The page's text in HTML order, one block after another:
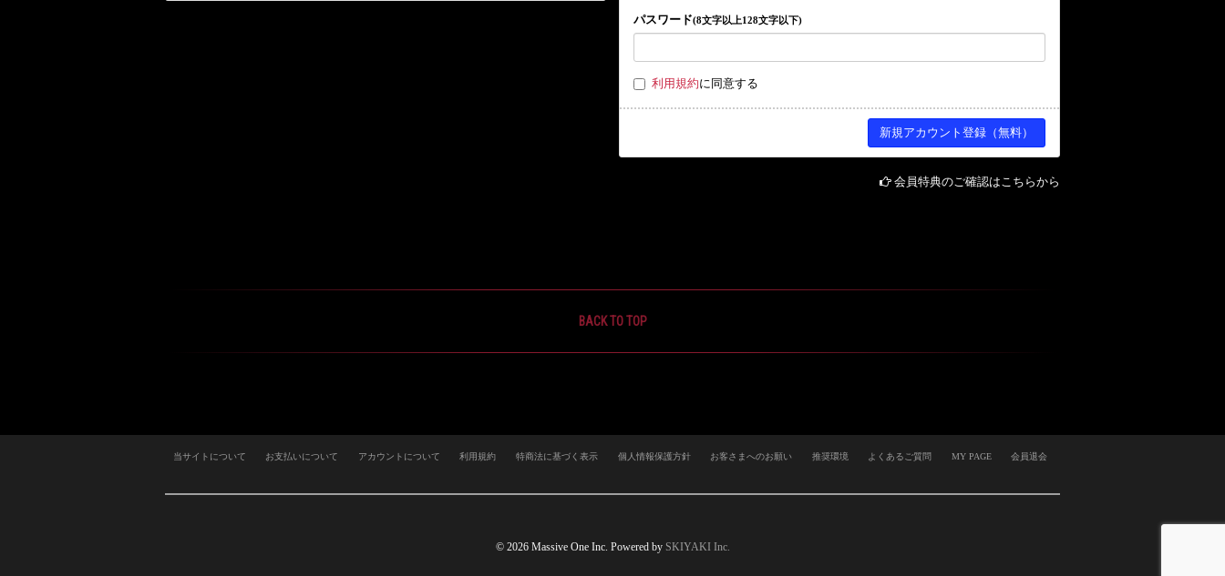
パスワード(8文字以上128文字以下)
利用規約に同意する
会員特典のご確認はこちらから
BACK TO TOP
当サイトについて お支払いについて アカウントについて 利用規約 特商法に基づく表示 個人情報保護方針 お客さまへのお願い 推奨環境 よくあるご質問 MY PAGE 会員退会
© 2026 Massive One Inc. Powered by SKIYAKI Inc.